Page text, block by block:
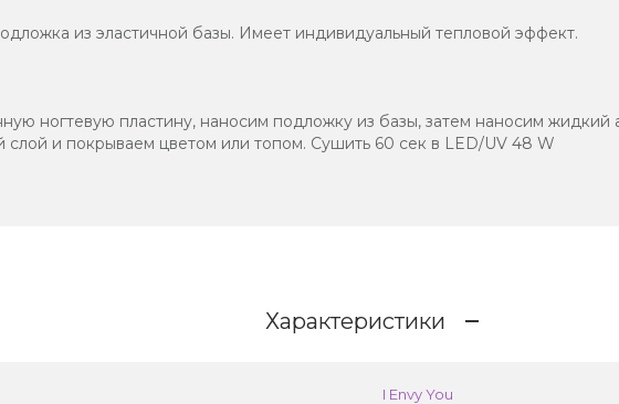
из эластичной базы. Имеет индивидуальный тепловой эффект.
ногтевую пластину, наносим подложку из базы, затем наносим
слой и покрываем цветом или топом. Сушить 60 сек в LED/UV 48 W
Характеристики
I Envy You